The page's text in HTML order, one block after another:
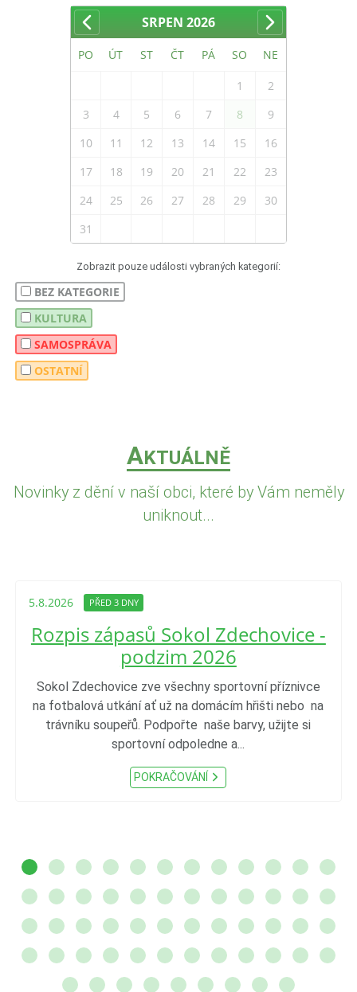
SRPEN 2026
PO ÚT ST ČT PÁ SO NE
1
2
3
4 5 6 7 8
9
10
11 12 13 14 15
16
17
18 19 20 21 22
23
24
25 26 27 28 29
30
31
Zobrazit pouze události vybraných kategorií:
BEZ KATEGORIE
KULTURA
SAMOSPRÁVA
OSTATNÍ
AKTUÁLNĚ
Novinky z dění v naší obci, které by Vám neměly
uniknout...
5.8.2026 PŘED 3 DNY
Rozpis zápasů Sokol Zdechovice -
podzim 2026
Sokol Zdechovice zve všechny sportovní příznivce
na fotbalová utkání ať už na domácím hřišti nebo na
trávníku soupeřů. Podpořte naše barvy, užijte si
sportovní odpoledne a...
POKRAČOVÁNÍ